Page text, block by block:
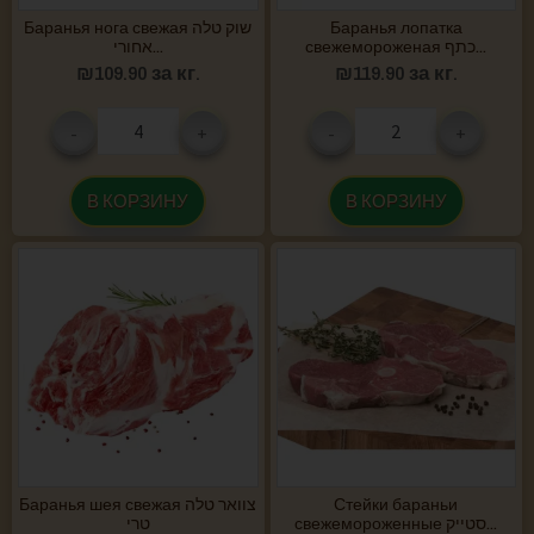
format_underlined Подчеркнуть ссылки
Выделить ссылки
Сбросить все опции
Баранья нога свежая שוק טלה
אחורי...
₪109.90 за кг.
В КОРЗИНУ
Баранья лопатка
свежемороженая כתף...
₪119.90 за кг.
В КОРЗИНУ
Баранья шея свежая צוואר טלה
טרי
Стейки бараньи
свежемороженные סטייק...